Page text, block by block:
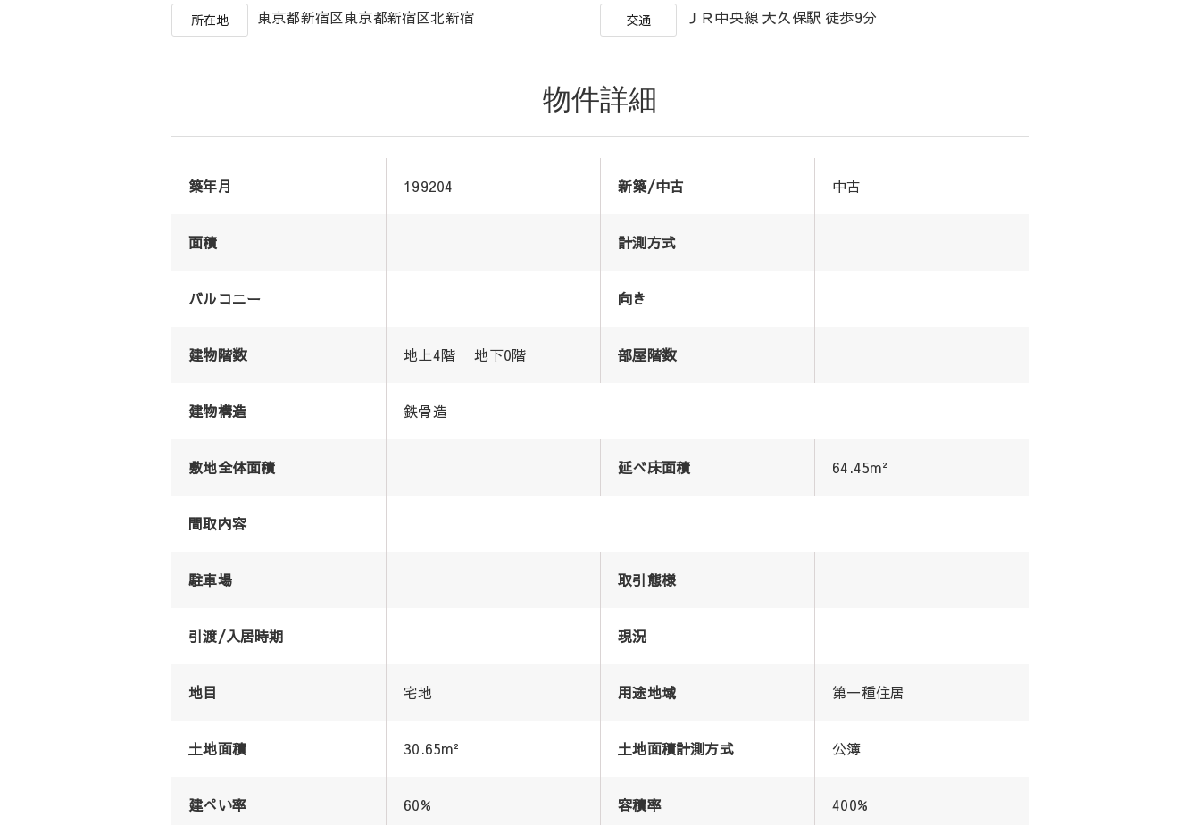
所在地 東京都新宿区東京都新宿区北新宿 交通 ＪＲ中央線 大久保駅 徒歩9分
物件詳細
築年月 199204 新築/中古 中古
面積 計測方式
バルコニー 向き
建物階数 地上4階 地下0階 部屋階数
建物構造 鉄骨造
敷地全体面積 延べ床面積 64.45m²
間取内容
駐車場 取引態様
引渡/入居時期 現況
地目 宅地 用途地域 第一種住居
土地面積 30.65m² 土地面積計測方式 公簿
建ぺい率 60% 容積率 400%